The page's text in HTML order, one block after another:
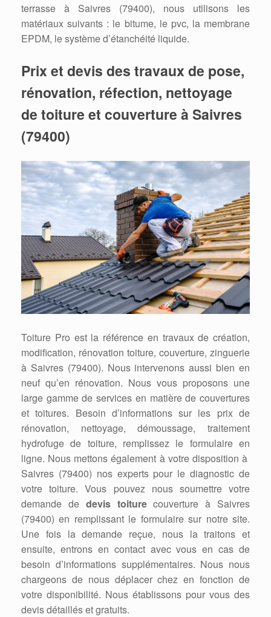
terrasse à Saivres (79400), nous utilisons les
matériaux suivants : le bitume, le pvc, la membrane
EPDM, le système d’étanchéité liquide.
Prix et devis des travaux de pose,
rénovation, réfection, nettoyage
de toiture et couverture à Saivres
(79400)
Toiture Pro est la référence en travaux de création,
modification, rénovation toiture, couverture, zinguerie
à Saivres (79400). Nous intervenons aussi bien en
neuf qu’en rénovation. Nous vous proposons une
large gamme de services en matière de couvertures
et toitures. Besoin d’informations sur les prix de
rénovation, nettoyage, démoussage, traitement
hydrofuge de toiture, remplissez le formulaire en
ligne. Nous mettons également à votre disposition à
Saivres (79400) nos experts pour le diagnostic de
votre toiture. Vous pouvez nous soumettre votre
demande de devis toiturecouverture à Saivres
(79400) en remplissant le formulaire sur notre site.
Une fois la demande reçue, nous la traitons et
ensuite, entrons en contact avec vous en cas de
besoin d’informations supplémentaires. Nous nous
chargeons de nous déplacer chez en fonction de
votre disponibilité. Nous établissons pour vous des
devis détaillés et gratuits.